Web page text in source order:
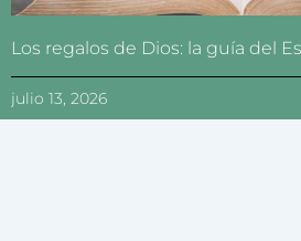
Los regalos de Dios: la guía del
julio 13, 2026